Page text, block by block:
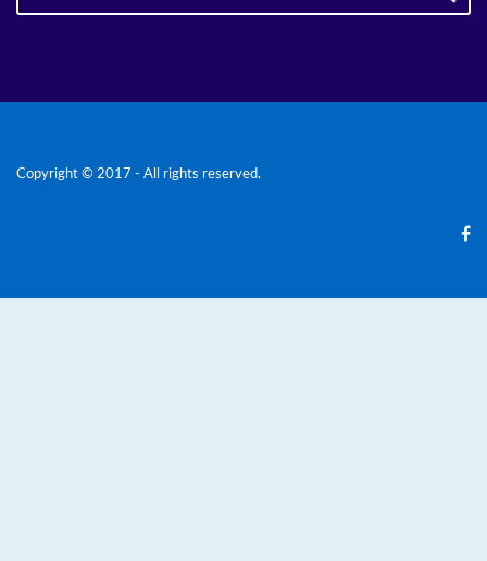
Copyright © 2017 - All rights reserved.